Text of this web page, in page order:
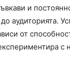
и
аудиторията.
от
с